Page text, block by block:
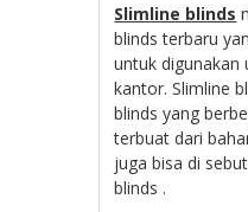
Slimline blinds
blinds terbaru
untuk digunakan
kantor. Slimline
blinds yang
terbuat dari
juga bisa di
blinds .